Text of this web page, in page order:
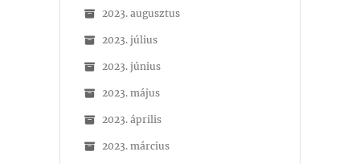
2023. augusztus
2023. július
2023. június
2023. május
2023. április
2023. március